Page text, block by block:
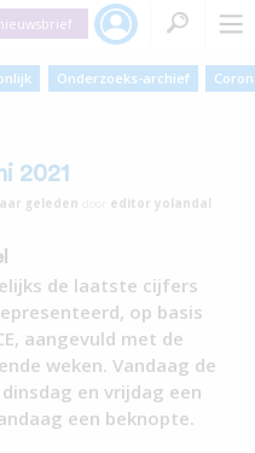
Onderzoeks-archief
2021
geleden
editor yolandal
de laatste cijfers
op basis
aangevuld met de
weken. Vandaag de
en vrijdag een
een beknopte.